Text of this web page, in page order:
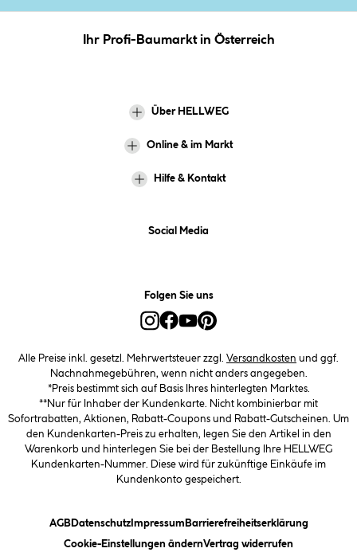
Ihr Profi-Baumarkt in Österreich
Über HELLWEG
Online & im Markt
Hilfe & Kontakt
Social Media
Folgen Sie uns
Alle Preise inkl. gesetzl. Mehrwertsteuer zzgl. Versandkosten und ggf.
Nachnahmegebühren, wenn nicht anders angegeben.
*Preis bestimmt sich auf Basis Ihres hinterlegten Marktes.
**Nur für Inhaber der Kundenkarte. Nicht kombinierbar mit
Sofortrabatten, Aktionen, Rabatt-Coupons und Rabatt-Gutscheinen. Um
den Kundenkarten-Preis zu erhalten, legen Sie den Artikel in den
Warenkorb und hinterlegen Sie bei der Bestellung Ihre HELLWEG
Kundenkarten-Nummer. Diese wird für zukünftige Einkäufe im
Kundenkonto gespeichert.
AGB(öffnet ein Dialogfeld)
Datenschutz(öffnet ein Dialogfeld)
Impressum(öffnet ein Dialogfeld)
Barrierefreiheitserklärung(öffnet
Cookie-Einstellungen ändern(öffnet ein Dialogfeld)
Vertrag widerrufen